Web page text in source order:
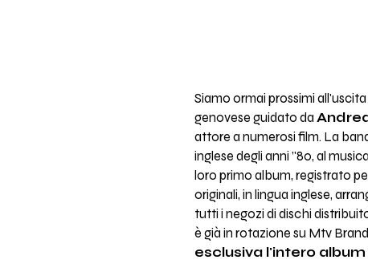
Siamo ormai prossimi
genovese guidato da
attore a numerosi film. La
inglese degli anni ’'80, al
loro primo album, registrato
originali, in lingua inglese,
tutti i negozi di dischi
è già in rotazione su Mtv
esclusiva l'intero album